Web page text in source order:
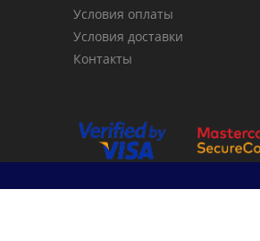
Условия оплаты
Условия доставки
Контакты